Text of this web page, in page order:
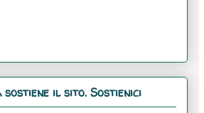
sostiene il sito. Sostienici